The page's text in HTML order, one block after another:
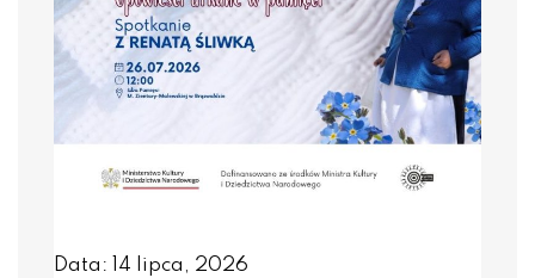
Data: 14 lipca, 2026